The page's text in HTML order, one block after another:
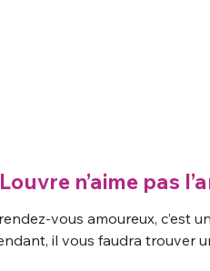
n’aime pas
vous amoureux, c’est un
il vous faudra trouver